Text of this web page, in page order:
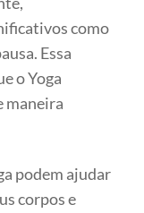
como
Essa
o Yoga
maneira
podem ajudar
corpos e